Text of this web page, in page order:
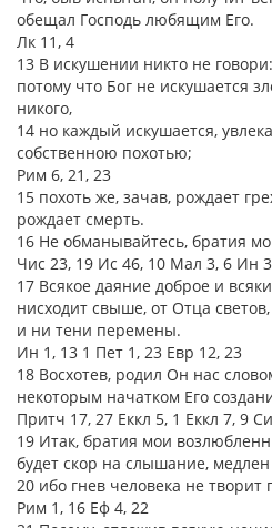
обещал Господь любящим Его.
Лк 11, 4
13 В искушении никто не
потому что Бог не искушается
никого,
14 но каждый искушается,
собственною похотью;
Рим 6, 21, 23
15 похоть же, зачав, рождает
рождает смерть.
16 Не обманывайтесь, братия
Чис 23, 19 Ис 46, 10 Мал 3, 6 Ин
17 Всякое даяние доброе и
нисходит свыше, от Отца
и ни тени перемены.
Ин 1, 13 1 Пет 1, 23 Евр 12, 23
18 Восхотев, родил Он нас
некоторым начатком Его
Притч 17, 27 Еккл 5, 1 Еккл 7, 9
19 Итак, братия мои
будет скор на слышание,
20 ибо гнев человека не
Рим 1, 16 Еф 4, 22